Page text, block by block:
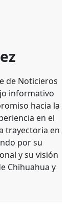
de Noticieros
informativo
hacia la
en el
trayectoria en
por su
y su visión
Chihuahua y